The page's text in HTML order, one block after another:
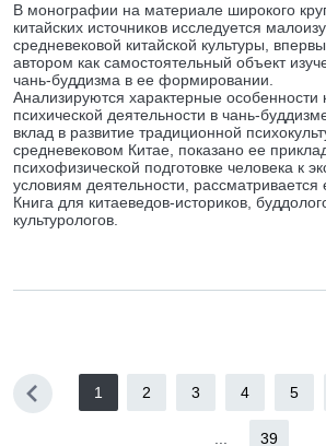
В монографии на материале широкого
китайских источников исследуется
средневековой китайской культуры,
автором как самостоятельный объект
чань-буддизма в ее формировании.
Анализируются характерные особенности
психической деятельности в чань-
вклад в развитие традиционной
средневековом Китае, показано ее
психофизической подготовке человека к
условиям деятельности, рассматривается
Книга для китаеведов-историков,
культурологов.
1 2 3 4 5
39